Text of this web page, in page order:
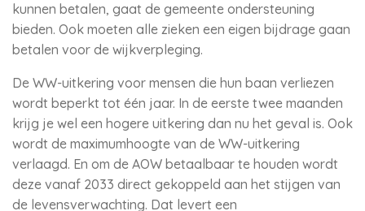
kunnen betalen, gaat de gemeente ondersteuning
bieden. Ook moeten alle zieken een eigen bijdrage gaan
betalen voor de wijkverpleging.
De WW-uitkering voor mensen die hun baan verliezen
wordt beperkt tot één jaar. In de eerste twee maanden
krijg je wel een hogere uitkering dan nu het geval is. Ook
wordt de maximumhoogte van de WW-uitkering
verlaagd. En om de AOW betaalbaar te houden wordt
deze vanaf 2033 direct gekoppeld aan het stijgen van
de levensverwachting. Dat levert een